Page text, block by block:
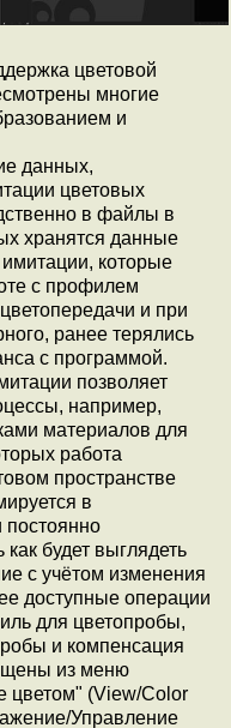
цветовой
многие
и
данных,
цветовых
в файлы в
хранятся данные
которые
с профилем
и при
ранее терялись
с программой.
позволяет
например,
материалов для
работа
пространстве
в
постоянно
будет выглядеть
c учётом изменения
доступные операции
для цветопробы,
и компенсация
из меню
цветом" (View/Color
Управление